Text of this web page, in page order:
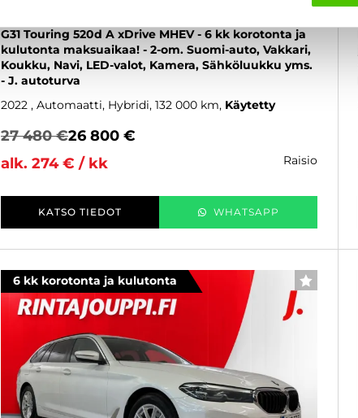
G31 Touring 520d A xDrive MHEV - 6 kk korotonta ja
kulutonta maksuaikaa! - 2-om. Suomi-auto, Vakkari,
Koukku, Navi, LED-valot, Kamera, Sähköluukku yms.
- J. autoturva
2022 , Automaatti, Hybridi, 132 000 km Käytetty
27 480 €26 800 €
alk. 274 € / kk
raisio
KATSO TIEDOT WHATSAPP
6 kk korotonta ja kulutonta SUOSIKKI